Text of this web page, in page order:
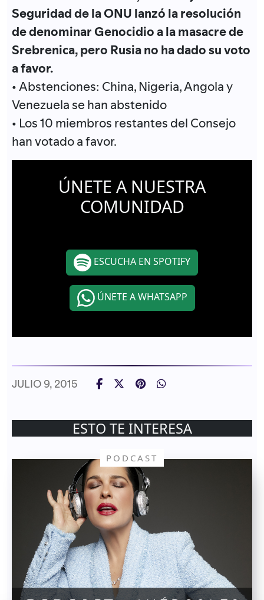
Seguridad de la ONU lanzó la resolución
de denominar Genocidio a la masacre de
Srebrenica, pero Rusia no ha dado su voto
a favor.
• Abstenciones: China, Nigeria, Angola y
Venezuela se han abstenido
• Los 10 miembros restantes del Consejo
han votado a favor.
ÚNETE A NUESTRA
COMUNIDAD
ESCUCHA EN SPOTIFY
ÚNETE A WHATSAPP
JULIO 9, 2015
ESTO TE INTERESA
PODCAST